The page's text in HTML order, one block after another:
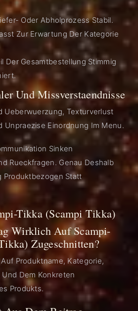
Oder Abholprozess Stabil.
Zur Erwartung Der Kategorie
Der Gesamtbestellung Stimmig
Und Missverstaendnisse
Ueberwuerzung, Texturverlust
Unpraezise Einordnung Im Menu.
Sinken
Rueckfragen. Genau Deshalb
Produktbezogen Statt
Tikka (Scampi Tikka)
Wirklich Auf Scampi-
Zugeschnitten?
Produktname, Kategorie,
Dem Konkreten
Produkts.